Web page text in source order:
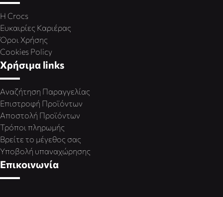
Η Crocs
Ευκαιρίες Καριέρας
Όροι Χρήσης
Cookies Policy
Χρήσιμα links
Αναζήτηση Παραγγελίας
Επιστροφή Προϊόντων
Αποστολή Προϊόντων
Τρόποι πληρωμής
Βρείτε το μέγεθος σας
Υποβολή υπαναχώρησης
Επικοινωνία